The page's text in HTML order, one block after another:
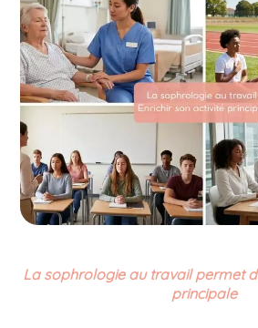
La sophrologie au travail permet
principale